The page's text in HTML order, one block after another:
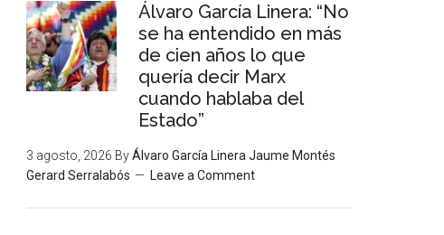
Álvaro García Linera: “No
se ha entendido en más
de cien años lo que
quería decir Marx
cuando hablaba del
Estado”
3 agosto, 2026 ByÁlvaro García Linera Jaume Montés
Gerard Serralabós
Leave a Comment